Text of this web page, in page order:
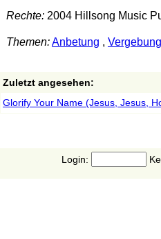
Rechte:2004 Hillsong Music
Themen:Anbetung , Vergebung
Zuletzt angesehen:
Glorify Your Name (Jesus, Jesus,
Login: